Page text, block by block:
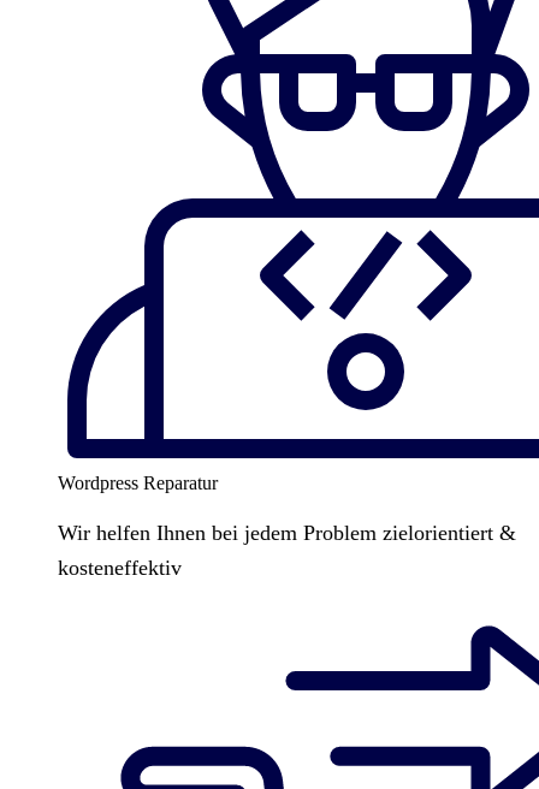
Wordpress Reparatur
Wir helfen Ihnen bei jedem Problem zielorientiert &
kosteneffektiv